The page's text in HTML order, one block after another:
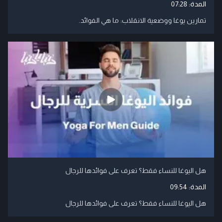
المدة: 07:28
تمارين يوغا ووضعية الانقلاب: ما هي الفوائد.
هل اليوغا للنساء فقط؟ تعرف على فوائدها للرجال
المدة: 09:54
هل اليوغا للنساء فقط؟ تعرف على فوائدها للرجال